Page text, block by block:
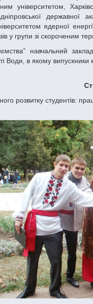
університетом,
державної
ядерної
у групи зі скороченим
навчальний
Води, в якому
розвитку студентів: